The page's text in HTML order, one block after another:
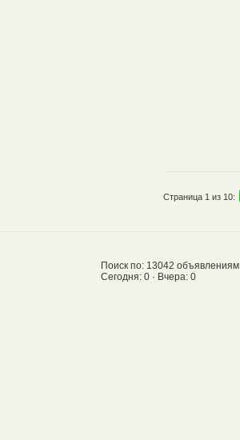
Страница 1 из 10:
Поиск по: 13042 объявлениям
Сегодня: 0 · Вчера: 0